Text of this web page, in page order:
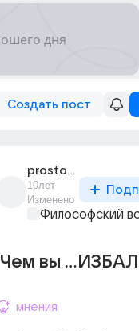
Создать пост
prosto_prelest_55
10лет
Изменено
Философский
Чем вы
мнения